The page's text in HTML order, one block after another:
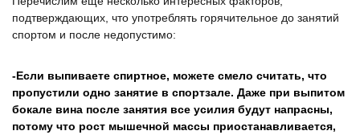
подтверждающих, что употреблять горячительное до занятий
спортом и после недопустимо:
Если выпиваете спиртное, можете смело считать, что
пропустили одно занятие в спортзале. Даже при выпитом
бокале вина после занятия все усилия будут напрасны,
потому что рост мышечной массы приостанавливается,